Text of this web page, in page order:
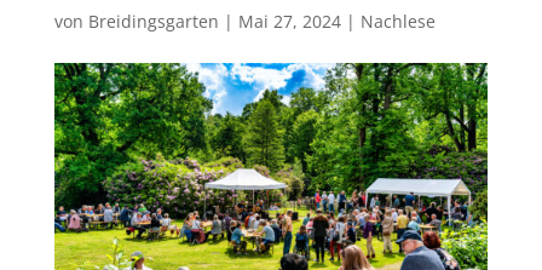
von Breidingsgarten | Mai 27, 2024| Nachlese